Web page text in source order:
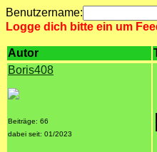
Benutzername:
Logge dich bitte ein um
Autor
Boris408
Beiträge: 66
dabei seit: 01/2023